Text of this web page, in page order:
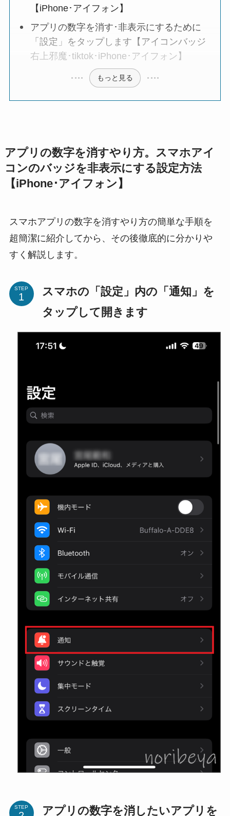
【iPhone･アイフォン】
アプリの数字を消す･非表示にするために
「設定」をタップします【アイコンバッジ
右上邪魔･tiktok･iPhone･アイフォン】
もっと見る
アプリの数字を消すやり方。スマホアイ
コンのバッジを非表示にする設定方法
【iPhone･アイフォン】
スマホアプリの数字を消すやり方の簡単な手順を
超簡潔に紹介してから、その後徹底的に分かりや
すく解説します。
STEP
スマホの「設定」内の「通知」を
タップして開きます
STEP アプリの数字を消したいアプリを